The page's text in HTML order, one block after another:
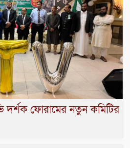
দর্শক ফোরামের নতুন কমিটির